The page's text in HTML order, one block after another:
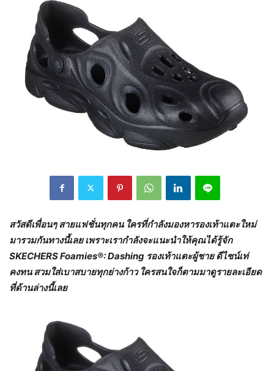
สวัสดีเพื่อนๆ สายแฟชั่นทุกคน ใครที่กำลังมองหารองเท้าแตะใหม่
มารวมกันทางนี้เลย เพราะเรากำลังจะแนะนำให้คุณได้รู้จัก
SKECHERS Foamies®: Dashing รองเท้าแตะผู้ชาย ดีไซน์เท่
คงทน สวมใส่เบาสบายทุกย่างก้าว ใครสนใจก็ตามมาดูรายละเอียด
ที่ด้านล่างนี้เลย